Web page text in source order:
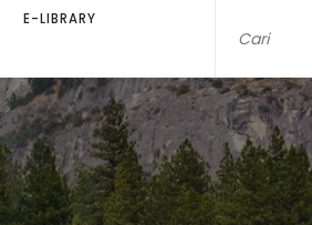
E-LIBRARY